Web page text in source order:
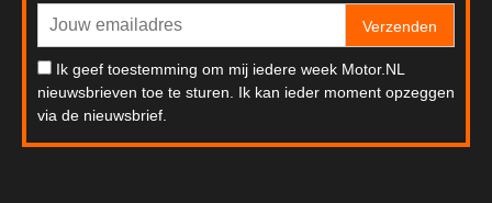
Verzenden
Ik geef toestemming om mij iedere week Motor.NL
nieuwsbrieven toe te sturen. Ik kan ieder moment opzeggen
via de nieuwsbrief.